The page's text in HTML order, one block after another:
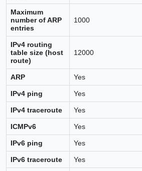
Maximum
number of ARP
entries
1000
IPv4 routing
table size (host
route)
12000
ARP Yes
IPv4 ping Yes
IPv4 traceroute Yes
ICMPv6 Yes
IPv6 ping Yes
IPv6 traceroute Yes